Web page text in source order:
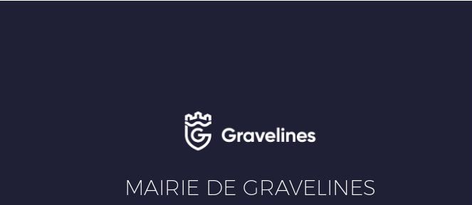
MAIRIE DE GRAVELINES